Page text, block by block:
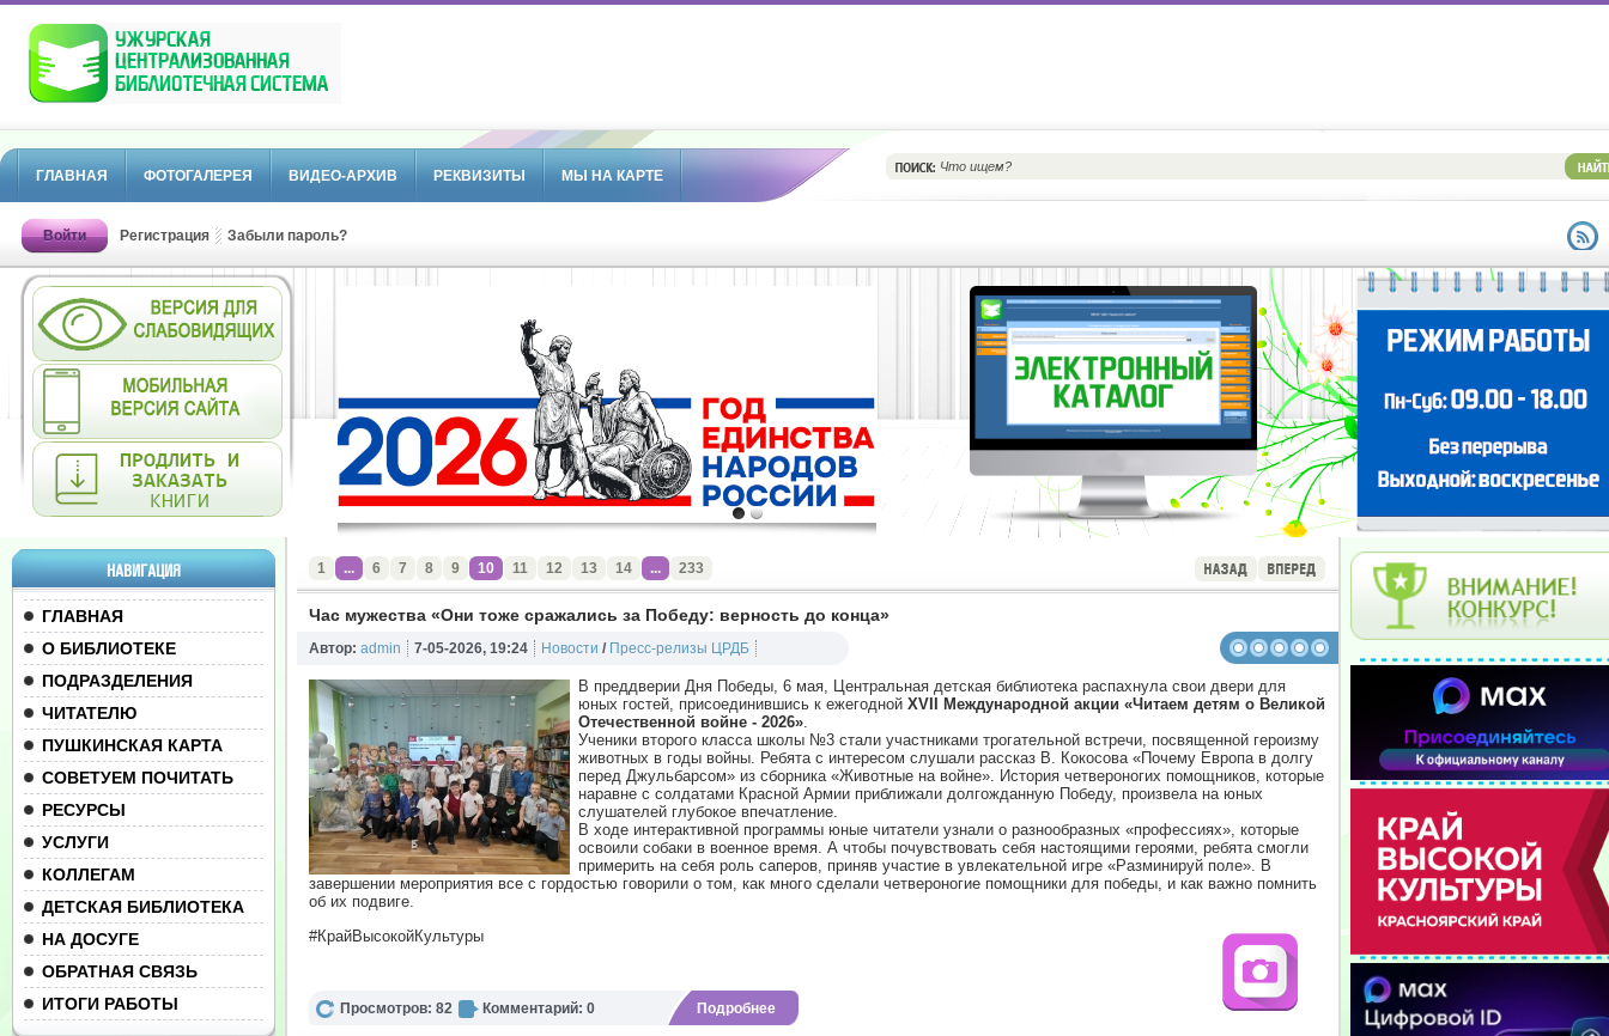
ГЛАВНАЯ ФОТОГАЛЕРЕЯ ВИДЕО-АРХИВ РЕКВИЗИТЫ МЫ НА КАРТЕ
Войти Регистрация Забыли пароль?
НАВИГАЦИЯ
ГЛАВНАЯ
О БИБЛИОТЕКЕ
ПОДРАЗДЕЛЕНИЯ
ЧИТАТЕЛЮ
ПУШКИНСКАЯ КАРТА
СОВЕТУЕМ ПОЧИТАТЬ
РЕСУРСЫ
УСЛУГИ
КОЛЛЕГАМ
ДЕТСКАЯ БИБЛИОТЕКА
НА ДОСУГЕ
ОБРАТНАЯ СВЯЗЬ
ИТОГИ РАБОТЫ
1 ... 6 7 8 9 10 11 12 13 14 ... 233
Час мужества «Они тоже сражались за Победу: верность до конца»
Автор: admin 7-05-2026, 19:24 Новости / Пресс-релизы ЦРДБ
В преддверии Дня Победы, 6 мая, Центральная детская библиотека распахнула свои двери для
юных гостей, присоединившись к ежегодной XVII
Международной акции «Читаем детям о Великой
Отечественной войне - 2026».
Ученики второго класса школы №3 стали участниками трогательной встречи, посвященной героизму
животных в годы войны. Ребята с интересом слушали рассказ В. Кокосова «Почему Европа в долгу
перед Джульбарсом» из сборника «Животные на войне». История четвероногих помощников, которые
наравне с солдатами Красной Армии приближали долгожданную Победу, произвела на юных
слушателей глубокое впечатление.
В ходе интерактивной программы юные читатели узнали о разнообразных «профессиях», которые
освоили собаки в военное время. А чтобы почувствовать себя настоящими героями, ребята смогли
примерить на себя роль саперов, приняв участие в увлекательной игре «Разминируй поле». В
завершении мероприятия все с гордостью говорили о том, как много сделали четвероногие помощники для победы, и как важно помнить
об их подвиге.
#КрайВысокойКультуры
Просмотров: 82 Комментарий: 0 Подробнее